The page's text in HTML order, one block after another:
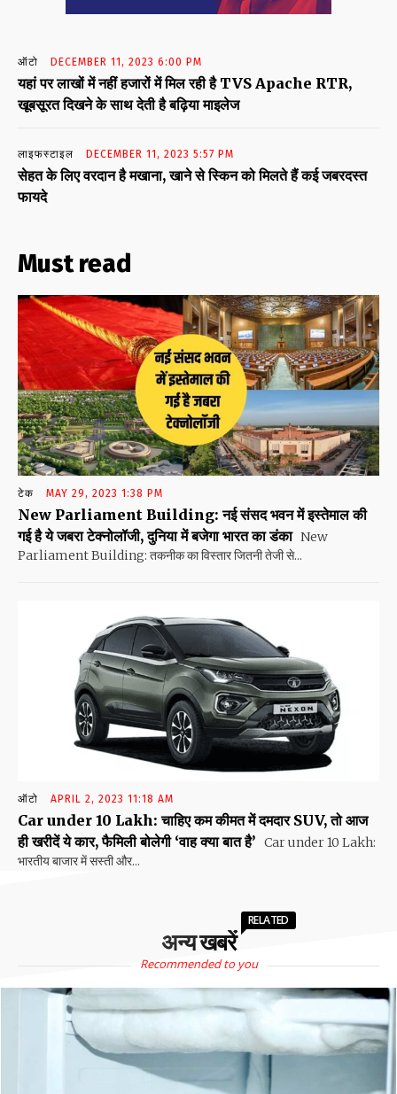
ऑटो DECEMBER 11, 2023 6:00 PM
यहां पर लाखों में नहीं हजारों में मिल रही है TVS Apache RTR,
खूबसूरत दिखने के साथ देती है बढ़िया माइलेज
लाइफस्टाइल DECEMBER 11, 2023 5:57 PM
सेहत के लिए वरदान है मखाना, खाने से स्किन को मिलते हैं कई जबरदस्त
फायदे
Must read
टेक MAY 29, 2023 1:38 PM
New Parliament Building: नई संसद भवन में इस्तेमाल की
गई है ये जबरा टेक्नोलॉजी, दुनिया में बजेगा भारत का डंका New
Parliament Building: तकनीक का विस्तार जितनी तेजी से...
ऑटो APRIL 2, 2023 11:18 AM
Car under 10 Lakh: चाहिए कम कीमत में दमदार SUV, तो आज
ही खरीदें ये कार, फैमिली बोलेगी ‘वाह क्या बात है’ Car under 10 Lakh:
भारतीय बाजार में सस्ती और...
अन्य खबरें
RELATED
Recommended to you